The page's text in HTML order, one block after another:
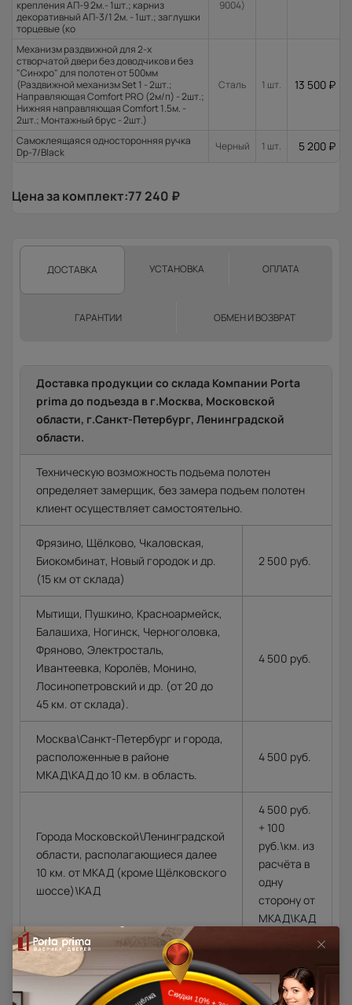
крепления АП-9 2м.- 1шт.; карниз
декоративный АП-3/1 2м. - 1шт.; заглушки
торцевые (ко
9004)
Механизм раздвижной для 2-х
створчатой двери без доводчиков и без
"Синхро" для полотен от 500мм
(Раздвижной механизм Set 1 - 2шт.;
Направляющая Comfort PRO (2м/п) - 2шт.;
Нижняя направляющая Comfort 1.5м. -
2шт.; Монтажный брус - 2шт.)
Сталь 1 шт. 13 500 ₽
Самоклеящаяся односторонняя ручка
Dp-7/Black
Черный 1 шт. 5 200 ₽
Цена за комплект:77 240 ₽
ДОСТАВКА УСТАНОВКА ОПЛАТА
ГАРАНТИИ ОБМЕН И ВОЗВРАТ
Доставка продукции со склада Компании Porta
prima до подъезда в г.Москва, Московской
области, г.Санкт-Петербург, Ленинградской
области.
Техническую возможность подъема полотен
определяет замерщик, без замера подъем полотен
клиент осуществляет самостоятельно.
Фрязино, Щёлково, Чкаловская,
Биокомбинат, Новый городок и др.
(15 км от склада)
2 500 руб.
Мытищи, Пушкино, Красноармейск,
Балашиха, Ногинск, Черноголовка,
Фряново, Электросталь,
Ивантеевка, Королёв, Монино,
Лосинопетровский и др. (от 20 до
45 км. от склада).
4 500 руб.
Москва\Санкт-Петербург и города,
расположенные в районе
МКАД\КАД до 10 км. в область.
4 500 руб.
Города Московской\Ленинградской
области, располагающиеся далее
10 км. от МКАД (кроме Щёлковского
шоссе)\КАД
4 500 руб.
+ 100
руб.\км. из
расчёта в
одну
сторону от
МКАД\КАД
Доставка в регионы осуществляется по тарифам нашего
дилера в данном регионе или, при заказе через запрос с
сайта, отдельно рассчитывается менеджером интернет-